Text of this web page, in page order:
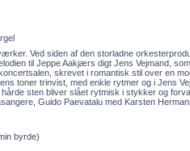
Ved siden af den storladne
til Jeppe Aakjærs digt Jens Vejmand,
skrevet i romantisk stil over en
toner trinvist, med enkle rytmer og i Jens
sten bliver slået rytmisk i stykker og
Guido Paevatalu med Karsten
byrde)